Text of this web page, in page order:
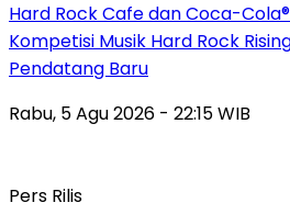
Hard Rock Cafe dan Coca-
Kompetisi Musik Hard Rock
Pendatang Baru
Rabu, 5 Agu 2026 - 22:15 WIB
Pers Rilis